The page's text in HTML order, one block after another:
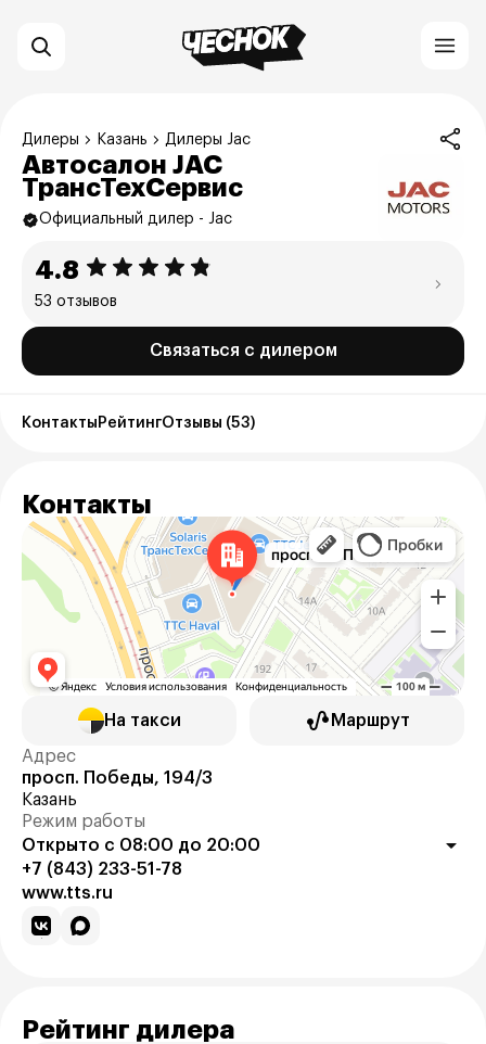
Дилеры Казань Дилеры Jac
Автосалон JAC
ТрансТехСервис
Официальный дилер - Jac
4.8
53 отзывов
Связаться с дилером
Контакты РейтингОтзывы (53)
Контакты
На такси Маршрут
Адрес
просп. Победы, 194/3
Казань
Режим работы
Открыто с 08:00 до 20:00
+7 (843) 233-51-78
www.tts.ru
Рейтинг дилера